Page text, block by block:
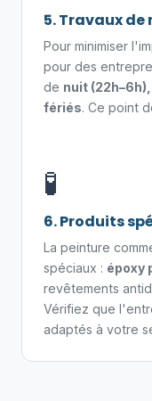
5. Travaux de
Pour minimiser
pour des
de nuit
fériés. Ce point
🧪
6. Produits
La peinture
spéciaux : époxy
revêtements
Vérifiez que
adaptés à votre